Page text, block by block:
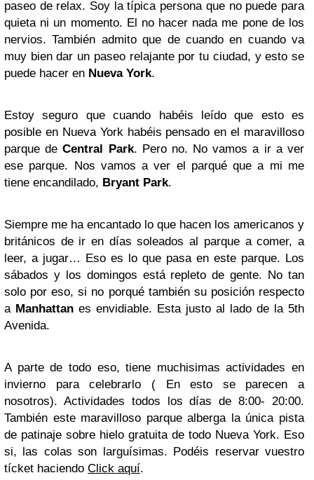
paseo de relax. Soy la típica persona que no puede para
quieta ni un momento. El no hacer nada me pone de los
nervios. También admito que de cuando en cuando va
muy bien dar un paseo relajante por tu ciudad, y esto se
puede hacer en Nueva York.
Estoy seguro que cuando habéis leído que esto es
posible en Nueva York habéis pensado en el maravilloso
parque deCentral Park. Pero no. No vamos a ir a ver
ese parque. Nos vamos a ver el parqué que a mi me
tiene encandilado, Bryant Park.
Siempre me ha encantado lo que hacen los americanos y
británicos de ir en días soleados al parque a comer, a
leer, a jugar… Eso es lo que pasa en este parque. Los
sábados y los domingos está repleto de gente. No tan
solo por eso, si no porqué también su posición respecto
a Manhattan es envidiable. Esta justo al lado de la 5th
Avenida.
A parte de todo eso, tiene muchisimas actividades en
invierno para celebrarlo ( En esto se parecen a
nosotros). Actividades todos los días de 8:00- 20:00.
También este maravilloso parque alberga la única pista
de patinaje sobre hielo gratuita de todo Nueva York. Eso
si, las colas son larguísimas. Podéis reservar vuestro
tícket haciendo Click aquí.